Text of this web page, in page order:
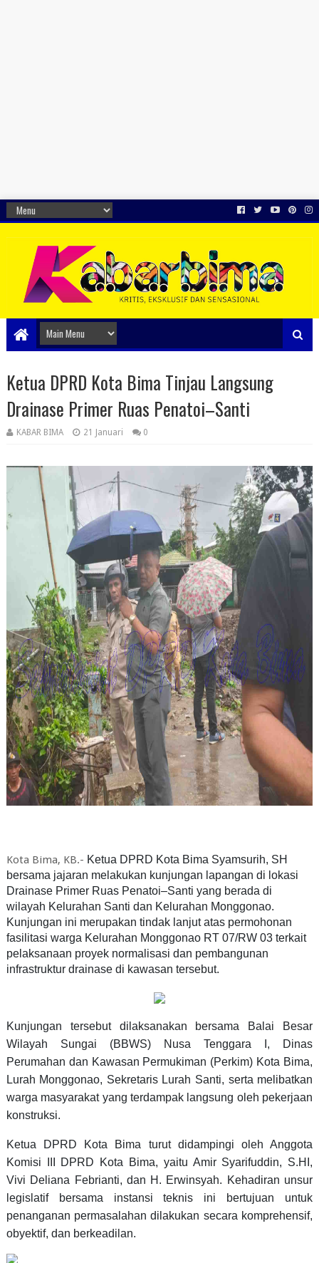
Ketua DPRD Kota Bima Tinjau Langsung
Drainase Primer Ruas Penatoi–Santi
KABAR BIMA 21 Januari 0
Kota Bima, KB.- Ketua DPRD Kota Bima Syamsurih, SH
bersama jajaran melakukan kunjungan lapangan di lokasi
Drainase Primer Ruas Penatoi–Santi yang berada di
wilayah Kelurahan Santi dan Kelurahan Monggonao.
Kunjungan ini merupakan tindak lanjut atas permohonan
fasilitasi warga Kelurahan Monggonao RT 07/RW 03 terkait
pelaksanaan proyek normalisasi dan pembangunan
infrastruktur drainase di kawasan tersebut.
Kunjungan tersebut dilaksanakan bersama Balai Besar
Wilayah Sungai (BBWS) Nusa Tenggara I, Dinas
Perumahan dan Kawasan Permukiman (Perkim) Kota Bima,
Lurah Monggonao, Sekretaris Lurah Santi, serta melibatkan
warga masyarakat yang terdampak langsung oleh pekerjaan
konstruksi.
Ketua DPRD Kota Bima turut didampingi oleh Anggota
Komisi III DPRD Kota Bima, yaitu Amir Syarifuddin, S.HI,
Vivi Deliana Febrianti, dan H. Erwinsyah. Kehadiran unsur
legislatif bersama instansi teknis ini bertujuan untuk
penanganan permasalahan dilakukan secara komprehensif,
obyektif, dan berkeadilan.